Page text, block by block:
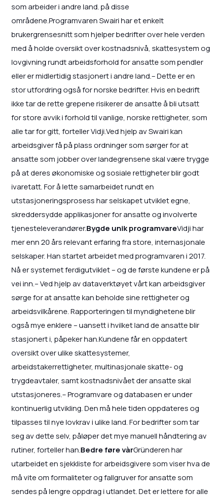
som arbeider i andre land. på disse
områdene.Programvaren Swairi har et enkelt
brukergrensesnitt som hjelper bedrifter over hele verden
med å holde oversikt over kostnadsnivå, skattesystem og
lovgivning rundt arbeidsforhold for ansatte som pendler
eller er midlertidig stasjonert i andre land.– Dette er en
stor utfordring også for norske bedrifter. Hvis en bedrift
ikke tar de rette grepene risikerer de ansatte å bli utsatt
for store avvik i forhold til vanlige, norske rettigheter, som
alle tar for gitt, forteller Vidji.Ved hjelp av Swairi kan
arbeidsgiver få på plass ordninger som sørger for at
ansatte som jobber over landegrensene skal være trygge
på at deres økonomiske og sosiale rettigheter blir godt
ivaretatt. For å lette samarbeidet rundt en
utstasjoneringsprosess har selskapet utviklet egne,
skreddersydde applikasjoner for ansatte og involverte
tjenesteleverandører.Bygde unik programvareVidji har
mer enn 20 års relevant erfaring fra store, internasjonale
selskaper. Han startet arbeidet med programvaren i 2017.
Nå er systemet ferdigutviklet – og de første kundene er på
vei inn.– Ved hjelp av dataverktøyet vårt kan arbeidsgiver
sørge for at ansatte kan beholde sine rettigheter og
arbeidsvilkårene. Rapporteringen til myndighetene blir
også mye enklere – uansett i hvilket land de ansatte blir
stasjonert i, påpeker han.Kundene får en oppdatert
oversikt over ulike skattesystemer,
arbeidstakerrettigheter, multinasjonale skatte- og
trygdeavtaler, samt kostnadsnivået der ansatte skal
utstasjoneres.– Programvare og databasen er under
kontinuerlig utvikling. Den må hele tiden oppdateres og
tilpasses til nye lovkrav i ulike land. For bedrifter som tar
seg av dette selv, påløper det mye manuell håndtering av
rutiner, forteller han.Bedre føre vàrGründeren har
utarbeidet en sjekkliste for arbeidsgivere som viser hva de
må vite om formaliteter og fallgruver for ansatte som
sendes på lengre oppdrag i utlandet. Det er lettere for alle